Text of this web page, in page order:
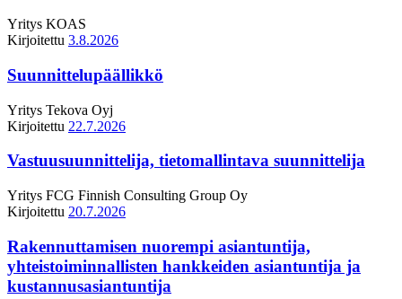
Yritys KOAS
Kirjoitettu 3.8.2026
Suunnittelupäällikkö
Yritys Tekova Oyj
Kirjoitettu 22.7.2026
Vastuusuunnittelija, tietomallintava suunnittelija
Yritys FCG Finnish Consulting Group Oy
Kirjoitettu 20.7.2026
Rakennuttamisen nuorempi asiantuntija,
yhteistoiminnallisten hankkeiden asiantuntija ja
kustannusasiantuntija